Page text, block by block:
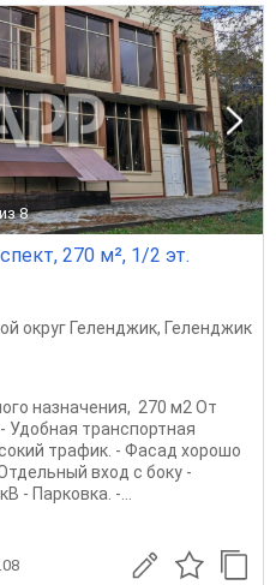
из 8
270 м², 1/2 эт.
округ Геленджик, Геленджик
назначения, 270 м2 От
Удобная транспортная
трафик. - Фасад хорошо
вход с боку -
- Парковка. -...